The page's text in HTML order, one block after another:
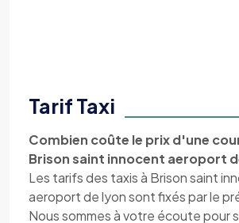
Tarif Taxi
Combien coûte le prix d'une
Brison saint innocent aeroport
Les tarifs des taxis à Brison saint
aeroport de lyon sont fixés par le
Nous sommes à votre écoute pour